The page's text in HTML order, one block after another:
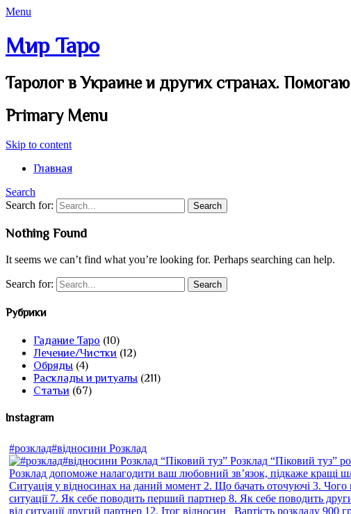
Menu
Мир Таро
Таролог в Украине и других странах.
Primary Menu
Skip to content
Главная
Search
Search for:
Nothing Found
It seems we can’t find what you’re looking for. Perhaps searching can help.
Search for:
Рубрики
Гадание Таро (10)
Лечение/Чистки (12)
Обряды (4)
Расклады и ритуалы (211)
Статьи (67)
Instagram
#розклад#відносини Розклад